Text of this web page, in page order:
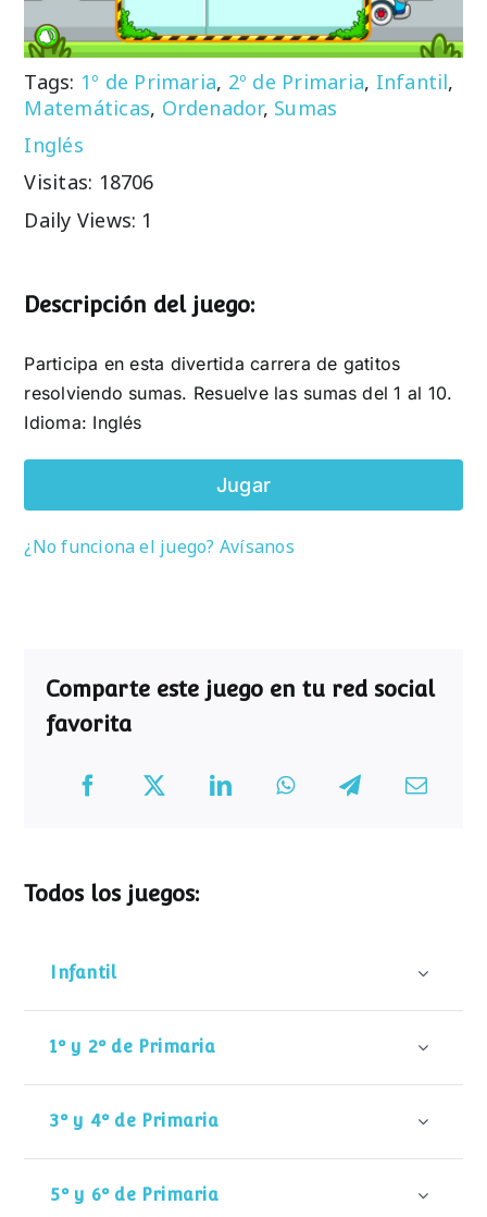
Tags: 1º de Primaria, 2º de Primaria, Infantil,
Matemáticas, Ordenador, Sumas
Inglés
Visitas: 18706
Daily Views: 1
Descripción del juego:
Participa en esta divertida carrera de gatitos
resolviendo sumas. Resuelve las sumas del 1 al 10.
Idioma: Inglés
Jugar
¿No funciona el juego? Avísanos
Comparte este juego en tu red social
favorita
Todos los juegos:
Infantil
1º y 2º de Primaria
3º y 4º de Primaria
5º y 6º de Primaria